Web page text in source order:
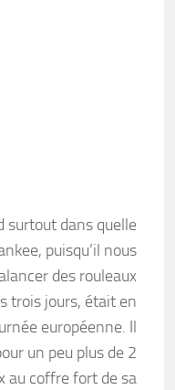
surtout dans quelle
puisqu’il nous
des rouleaux
trois jours, était en
européenne. Il
un peu plus de 2
au coffre fort de sa